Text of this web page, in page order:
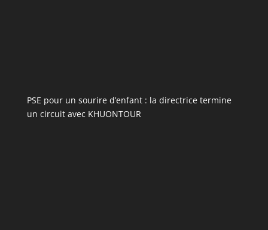
PSE pour un sourire d’enfant : la directrice termine
un circuit avec KHUONTOUR